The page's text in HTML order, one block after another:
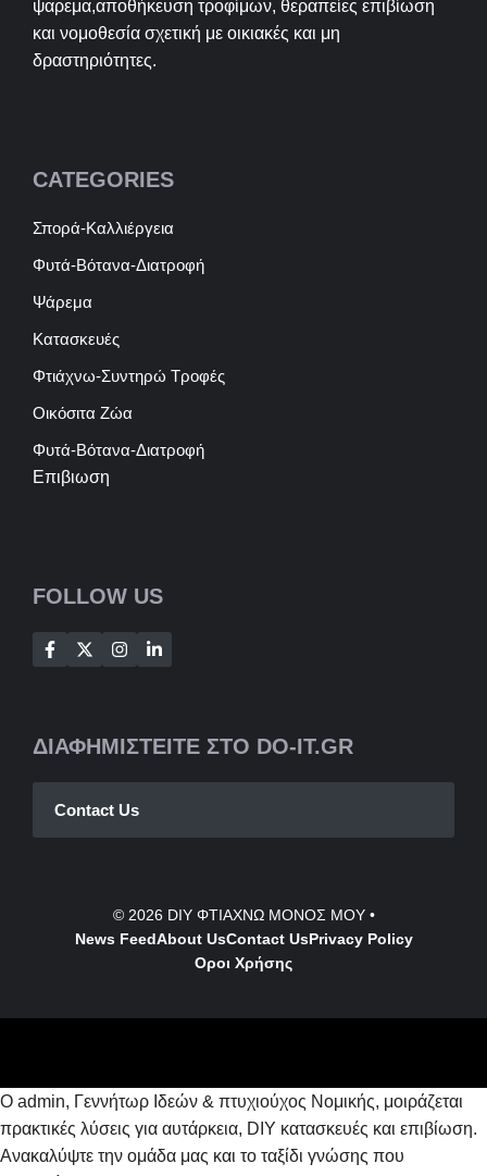
ψαρεμα,αποθήκευση τροφίμων, θεραπείες επιβίωση
και νομοθεσία σχετική με οικιακές και μη
δραστηριότητες.
CATEGORIES
Σπορά-Καλλιέργεια
Φυτά-Βότανα-Διατροφή
Ψάρεμα
Κατασκευές
Φτιάχνω-Συντηρώ Τροφές
Οικόσιτα Ζώα
Φυτά-Βότανα-Διατροφή
Επιβιωση
FOLLOW US
ΔΙΑΦΗΜΙΣΤΕΙΤΕ ΣΤΟ DO-IT.GR
Contact Us
© 2026 DIY ΦΤΙΑΧΝΩ ΜΟΝΟΣ ΜΟΥ•
News FeedAbout UsContactUsPrivacy Policy
Οροι Χρήσης
Ο admin, Γεννήτωρ Ιδεών & πτυχιούχος Νομικής, μοιράζεται
πρακτικές λύσεις για αυτάρκεια, DIY κατασκευές και επιβίωση.
Ανακαλύψτε την ομάδα μας και το ταξίδι γνώσης που